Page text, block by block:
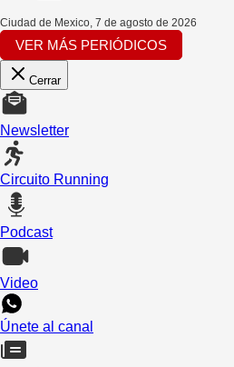
Ciudad de Mexico, 7 de agosto de 2026
VER MÁS PERIÓDICOS
Cerrar
Newsletter
Circuito Running
Podcast
Video
Únete al canal